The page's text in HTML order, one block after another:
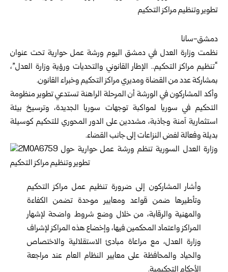
دمشق-سانا
نظمت وزارة العدل في دمشق اليوم ورشة عمل حوارية تحت عنوان
“تنظيم مراكز التحكيم.. الإطار القانوني والتحديات ورؤية وزارة العدل”،
بمشاركة عدد من القضاة ومديري مراكز التحكيم وخبراء القانون.
وأكد المشاركون في الورشة أن المرحلة الراهنة تستدعي تطوير منظومة
التحكيم في سوريا لمواكبة توجهات سوريا الجديدة، وترسيخ بيئة
استثمارية آمنة وجاذبة، مشددين على الدور المحوري للتحكيم كوسيلة
بديلة وفعالة لفض النزاعات إلى جانب القضاء.
وأشار المشاركون إلى ضرورة تنظيم عمل مراكز التحكيم
وتأطيرها ضمن قواعد ومعايير موحدة تضمن الكفاءة
والمهنية والرقابة، من خلال وضع شروط واضحة لإشهار
المراكز واعتماد المحكمين فيها، وإخضاع هذه المراكز لإشراف
وزارة العدل، مع مراعاة مبادئ الاستقلالية والاختصاص
والحياد والمحافظة على معايير النظام العام عند مراجعة